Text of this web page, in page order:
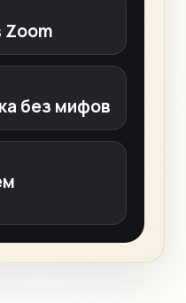
Zoom
без мифов